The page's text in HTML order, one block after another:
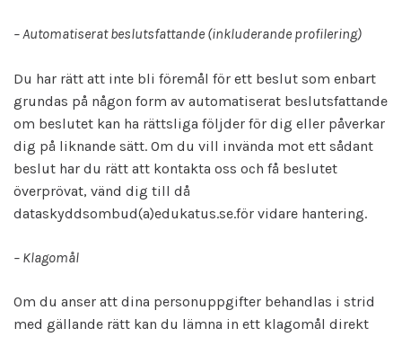
– Automatiserat beslutsfattande (inkluderande profilering)
Du har rätt att inte bli föremål för ett beslut som enbart
grundas på någon form av automatiserat beslutsfattande
om beslutet kan ha rättsliga följder för dig eller påverkar
dig på liknande sätt. Om du vill invända mot ett sådant
beslut har du rätt att kontakta oss och få beslutet
överprövat, vänd dig till då
dataskyddsombud(a)edukatus.se.för vidare hantering.
– Klagomål
Om du anser att dina personuppgifter behandlas i strid
med gällande rätt kan du lämna in ett klagomål direkt